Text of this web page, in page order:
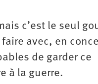
c’est le seul
avec, en
de garder ce
à la guerre.